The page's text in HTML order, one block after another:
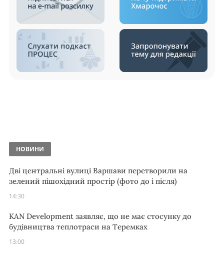
НОВИНИ
Дві центральні вулиці Варшави перетворили на
зелений пішохідний простір (фото до і після)
14:30
KAN Development заявляє, що не має стосунку до
будівництва теплотраси на Теремках
13:00